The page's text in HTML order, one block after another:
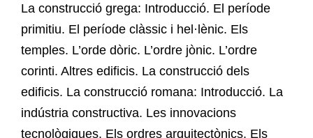
La construcció grega: Introducció. El període
primitiu. El període clàssic i hel·lènic. Els
temples. L’orde dòric. L’ordre jònic. L’ordre
corinti. Altres edificis. La construcció dels
edificis. La construcció romana: Introducció. La
indústria constructiva. Les innovacions
tecnològiques. Els ordres arquitectònics. Els